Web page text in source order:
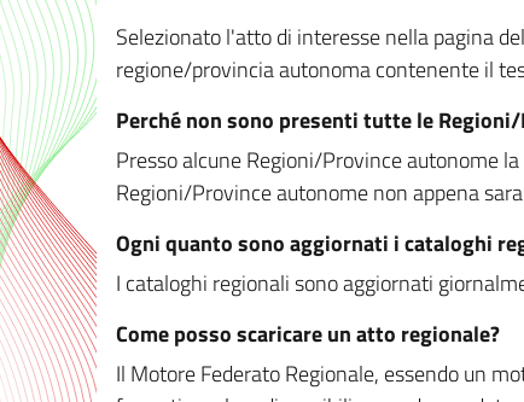
Selezionato l'atto di interesse nella pagina
regione/provincia autonoma contenente il
Perché non sono presenti tutte le
Presso alcune Regioni/Province autonome
Regioni/Province autonome non appena
Ogni quanto sono aggiornati i cataloghi
I cataloghi regionali sono aggiornati
Come posso scaricare un atto regionale?
Il Motore Federato Regionale, essendo un